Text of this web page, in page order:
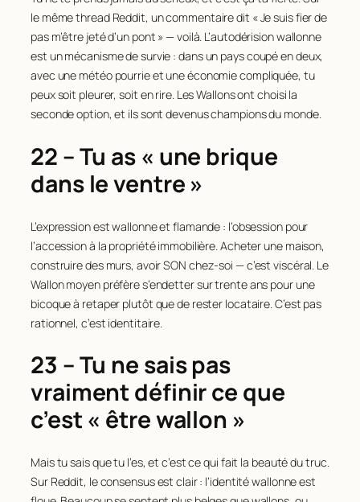
le même thread Reddit, un commentaire dit « Je suis fier de
pas m’être jeté d’un pont » — voilà. L’autodérision wallonne
est un mécanisme de survie : dans un pays coupé en deux,
avec une météo pourrie et une économie compliquée, tu
peux soit pleurer, soit en rire. Les Wallons ont choisi la
seconde option, et ils sont devenus champions du monde.
22 – Tu as « une brique
dans le ventre »
L’expression est wallonne et flamande : l’obsession pour
l’accession à la propriété immobilière. Acheter une maison,
construire des murs, avoir SON chez-soi — c’est viscéral. Le
Wallon moyen préfère s’endetter sur trente ans pour une
bicoque à retaper plutôt que de rester locataire. C’est pas
rationnel, c’est identitaire.
23 – Tu ne sais pas
vraiment définir ce que
c’est « être wallon »
Mais tu sais que tu l’es, et c’est ce qui fait la beauté du truc.
Sur Reddit, le consensus est clair : l’identité wallonne est